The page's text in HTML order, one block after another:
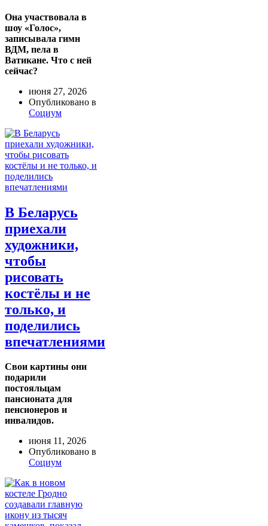
Она участвовала в
шоу «Голос»,
записывала гимн
ВДМ, пела в
Ватикане. Что с ней
сейчас?
июня 27, 2026
Опубликовано в
Социум
В Беларусь
приехали
художники,
чтобы
рисовать
костёлы и не
только, и
поделились
впечатлениями
Свои картины они
подарили
постояльцам
пансионата для
пенсионеров и
инвалидов.
июня 11, 2026
Опубликовано в
Социум